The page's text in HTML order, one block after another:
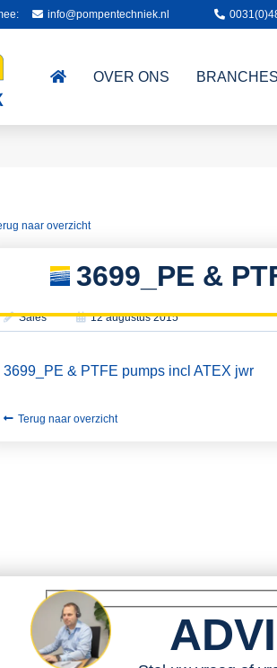
info@pompentechniek.nl
OVER ONS BRANCHES
naar overzicht
3699_PE &
Sales 12 augustus 2015
3699_PE & PTFE pumps incl ATEX jwr
Terug naar overzicht